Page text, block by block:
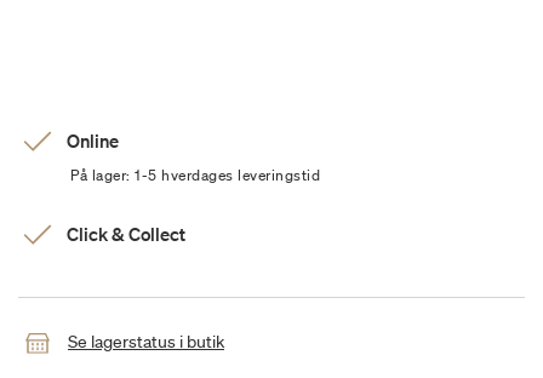
Online
På lager: 1-5 hverdages leveringstid
Click & Collect
Se lagerstatus i butik